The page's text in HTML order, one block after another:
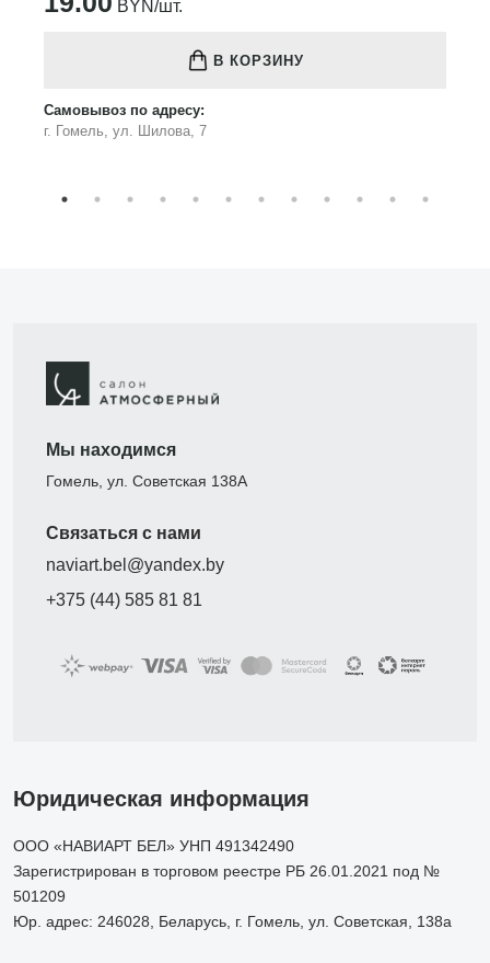
BYN/шт.
В КОРЗИНУ
Самовывоз по адресу:
г. Гомель, ул. Шилова, 7
Мы находимся
Гомель, ул. Советская 138А
Связаться с нами
naviart.bel@yandex.by
+375 (44) 585 81 81
Юридическая информация
ООО «НАВИАРТ БЕЛ» УНП 491342490
Зарегистрирован в торговом реестре РБ 26.01.2021 под №
501209
Юр. адрес: 246028, Беларусь, г. Гомель, ул. Советская, 138а